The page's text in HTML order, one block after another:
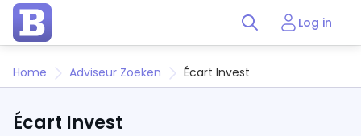
Log in
Home Adviseur Zoeken Écart Invest
Écart Invest